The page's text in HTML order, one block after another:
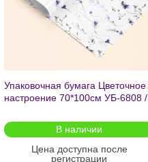
Упаковочная бумага Цветочное
настроение 70*100см УБ-6808 /
В наличии
Цена доступна после
регистрации